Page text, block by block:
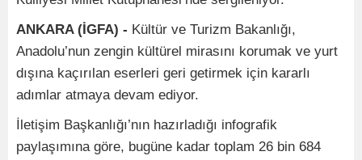
ANKARA (İGFA) - Kültür ve Turizm Bakanlığı,
Anadolu’nun zengin kültürel mirasını korumak ve yurt
dışına kaçırılan eserleri geri getirmek için kararlı
adımlar atmaya devam ediyor.
İletişim Başkanlığı’nın hazırladığı infografik
paylaşımına göre, bugüne kadar toplam 26 bin 684